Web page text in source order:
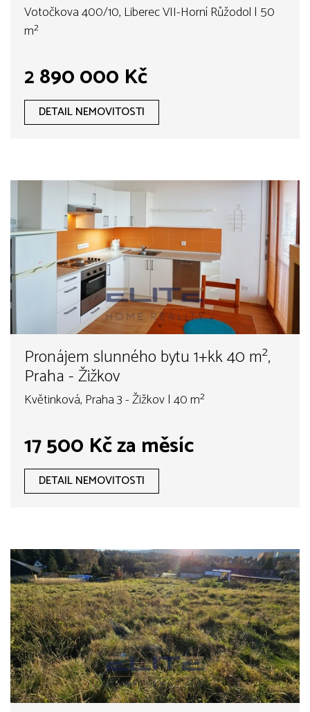
Votočkova 400/10, Liberec VII-Horní Růžodol | 50
m²
2 890 000 Kč
DETAIL NEMOVITOSTI
Pronájem slunného bytu 1+kk 40 m²,
Praha - Žižkov
Květinková, Praha 3 - Žižkov | 40 m²
17 500 Kč za měsíc
DETAIL NEMOVITOSTI